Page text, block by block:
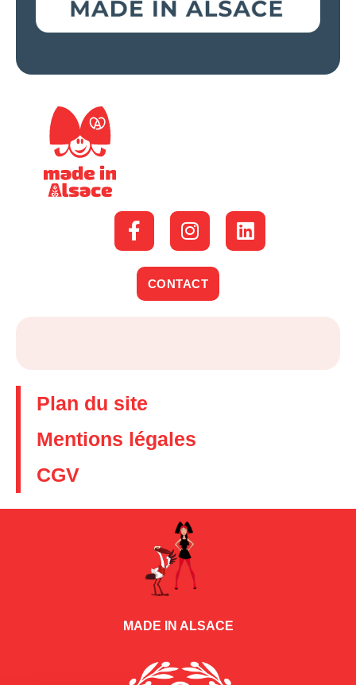
CONTACT
Plan du site
Mentions légales
CGV
MADE IN ALSACE